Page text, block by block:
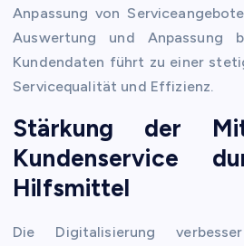
Anpassung von
Auswertung und Anpassung
Kundendaten führt zu einer
Servicequalität und Effizienz.
Stärkung der
Kundenservice
Hilfsmittel
Die Digitalisierung